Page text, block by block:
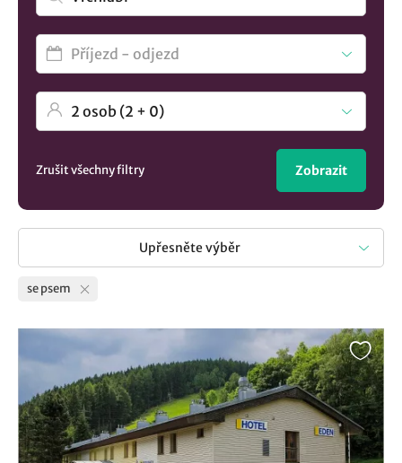
Zrušit všechny filtry Zobrazit
Upřesněte výběr
se psem